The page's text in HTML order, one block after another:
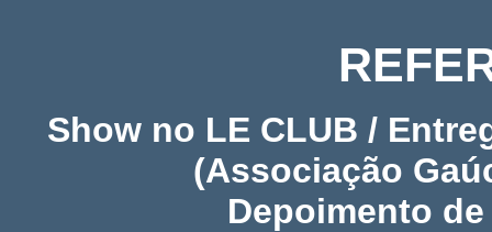
Show no LE CLUB /
(Associação
Depoimento